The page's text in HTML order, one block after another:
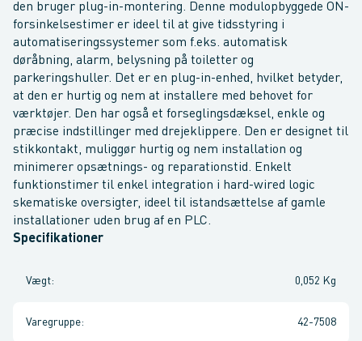
den bruger plug-in-montering. Denne modulopbyggede ON-
forsinkelsestimer er ideel til at give tidsstyring i
automatiseringssystemer som f.eks. automatisk
døråbning, alarm, belysning på toiletter og
parkeringshuller. Det er en plug-in-enhed, hvilket betyder,
at den er hurtig og nem at installere med behovet for
værktøjer. Den har også et forseglingsdæksel, enkle og
præcise indstillinger med drejeklippere. Den er designet til
stikkontakt, muliggør hurtig og nem installation og
minimerer opsætnings- og reparationstid. Enkelt
funktionstimer til enkel integration i hard-wired logic
skematiske oversigter, ideel til istandsættelse af gamle
installationer uden brug af en PLC.
Specifikationer
Vægt: 0,052 Kg
Varegruppe: 42-7508